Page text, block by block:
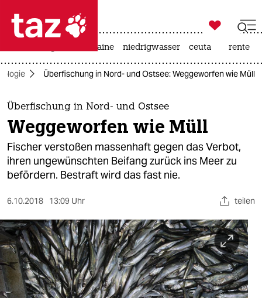
 taz zahl ich
taz zahl ich
themen
politik
öko
sport
berlin
nord

taz zahl ich
krieg in der ukraine niedrigwasser ceuta rente
Überfischung in Nord- und Ostsee: Weggeworfen wie Müll
Überfischung in Nord- und Ostsee
Weggeworfen wie Müll
Fischer verstoßen massenhaft gegen das Verbot,
ihren ungewünschten Beifang zurück ins Meer zu
befördern. Bestraft wird das fast nie.
6.10.2018 13:09 Uhr teilen